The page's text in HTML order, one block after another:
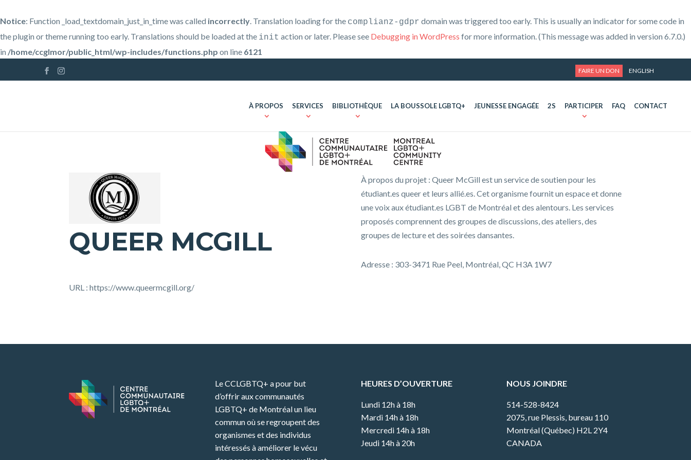
Notice: Function _load_textdomain_just_in_time was called incorrectly. Translation loading for the complianz-gdpr domain was triggered too early. This is usually an indicator for some code in
the plugin or theme running too early. Translations should be loaded at the init action or later. Please see Debugging in WordPress for more information. (This message was added in version 6.7.0.)
in /home/ccglmor/public_html/wp-includes/functions.php on line 6121
FAIRE UN DON ENGLISH
À PROPOS SERVICES BIBLIOTHÈQUE LA BOUSSOLE LGBTQ+ JEUNESSE ENGAGÉE 2S PARTICIPER FAQ CONTACT
QUEER MCGILL
URL : https://www.queermcgill.org/
À propos du projet : Queer McGill est un service de soutien pour les
étudiant.es queer et leurs allié.es. Cet organisme fournit un espace et donne
une voix aux étudiant.es LGBT de Montréal et des alentours. Les services
proposés comprennent des groupes de discussions, des ateliers, des
groupes de lecture et des soirées dansantes.
Adresse : 303-3471 Rue Peel, Montréal, QC H3A 1W7
Le CCLGBTQ+ a pour but
d’offrir aux communautés
LGBTQ+ de Montréal un lieu
commun où se regroupent des
organismes et des individus
intéressés à améliorer le vécu
HEURES D’OUVERTURE
Lundi 12h à 18h
Mardi 14h à 18h
Mercredi 14h à 18h
Jeudi 14h à 20h
NOUS JOINDRE
514-528-8424
2075, rue Plessis, bureau 110
Montréal (Québec) H2L 2Y4
CANADA